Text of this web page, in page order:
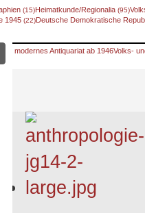
(15)Heimatkunde/Regionalia (95)
1945 (22)Deutsche Demokratische
modernes Antiquariat ab 1946Volks-